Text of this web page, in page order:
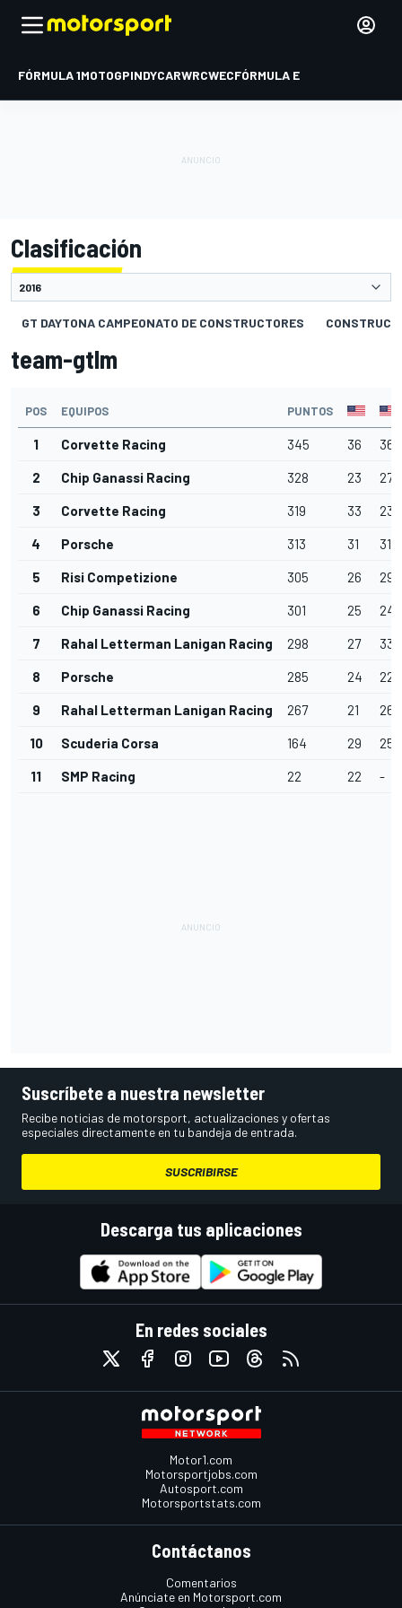
FÓRMULA 1MOTOGPINDYCARWRCWECFÓRMULA E
Clasificación
GT DAYTONA CAMPEONATO DE CONSTRUCTORES
team-gtlm
POS EQUIPOS PUNTOS
1 Corvette Racing 345 36 36
2 Chip Ganassi Racing 328 23 27
3 Corvette Racing 319 33 23
4 Porsche 313 31 31
5 Risi Competizione 305 26 29
6 Chip Ganassi Racing 301 25 24
7 Rahal Letterman Lanigan Racing 298 27 33
8 Porsche 285 24 22
9 Rahal Letterman Lanigan Racing 267 21 26
10 Scuderia Corsa 164 29 25
11 SMP Racing 22 22 -
Suscríbete a nuestra newsletter
Recibe noticias de motorsport, actualizaciones y ofertas
especiales directamente en tu bandeja de entrada.
SUSCRIBIRSE
Descarga tus aplicaciones
En redes sociales
Motor1.com
Motorsportjobs.com
Autosport.com
Motorsportstats.com
Contáctanos
Comentarios
Anúnciate en Motorsport.com